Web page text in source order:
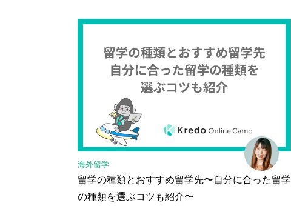
海外留学
留学の種類とおすすめ留学先〜自分に合った留学
の種類を選ぶコツも紹介〜